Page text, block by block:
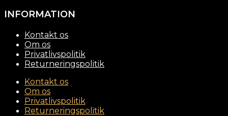
INFORMATION
Kontakt os
Om os
Privatlivspolitik
Returneringspolitik
Kontakt os
Om os
Privatlivspolitik
Returneringspolitik